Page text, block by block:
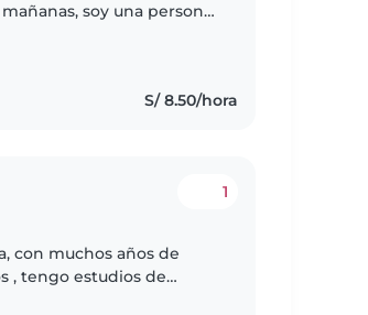
soy una persona
S/ 8.50/hora
1
con muchos años de
, tengo estudios de